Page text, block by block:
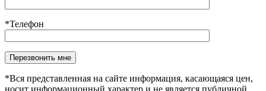
*Телефон
Оставьте это поле пустым.
*Вся представленная на сайте информация, касающаяся цен,
носит информационный характер и не является публичной